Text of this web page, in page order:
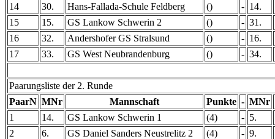
14
30. Hans-Fallada-Schule Feldberg () - 14.
15
15. GS Lankow Schwerin 2 () - 31.
16
32. Andershofer GS Stralsund () - 16.
17
33. GS West Neubrandenburg () - 34.
Paarungsliste der 2. Runde
PaarN MNr Mannschaft Punkte - MNr
1
14. GS Lankow Schwerin 1 (4) - 5.
2
6. GS Daniel Sanders Neustrelitz 2 (4) - 9.